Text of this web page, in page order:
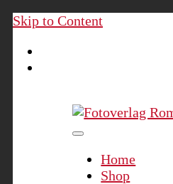
Skip to Content
Home
Shop